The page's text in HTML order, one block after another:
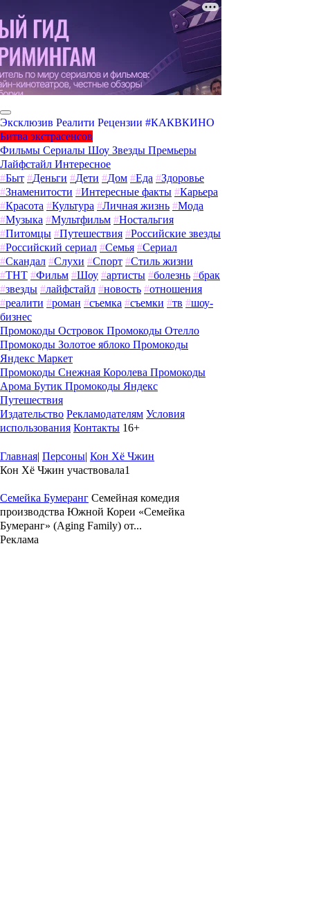
Эксклюзив Реалити Рецензии #КАКВКИНО
Битва экстрасенсов
Фильмы Сериалы Шоу Звезды Премьеры
Лайфстайл Интересное
#Быт #Деньги #Дети #Дом #Еда #Здоровье
#Знаменитости #Интересные факты #Карьера
#Красота #Культура #Личная жизнь #Мода
#Музыка #Мультфильм #Ностальгия
#Питомцы #Путешествия #Российские звезды
#Российский сериал #Семья #Сериал
#Скандал #Слухи #Спорт #Стиль жизни
#ТНТ #Фильм #Шоу #артисты #болезнь #брак
#звезды #лайфстайл #новость #отношения
#реалити #роман #съемка #съемки #тв #шоу-
бизнес
Промокоды Островок Промокоды Отелло
Промокоды Золотое яблоко Промокоды
Яндекс Маркет
Промокоды Снежная Королева Промокоды
Арома Бутик Промокоды Яндекс
Путешествия
Издательство Рекламодателям Условия
использования Контакты 16+
Главная| Персоны| Кон Хё Чжин
Кон Хё Чжин участвовала1
Семейка Бумеранг Семейная комедия
производства Южной Кореи «Семейка
Бумеранг» (Aging Family) от...
Реклама